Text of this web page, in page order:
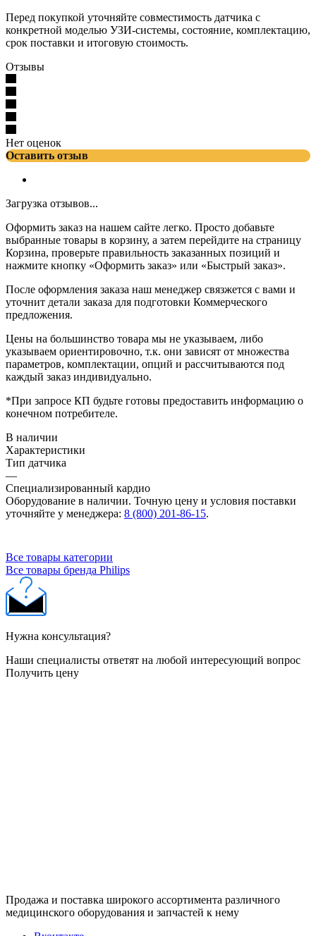
Перед покупкой уточняйте совместимость датчика с
конкретной моделью УЗИ-системы, состояние, комплектацию,
срок поставки и итоговую стоимость.
Отзывы
Нет оценок
Оставить отзыв
Загрузка отзывов...
Оформить заказ на нашем сайте легко. Просто добавьте
выбранные товары в корзину, а затем перейдите на страницу
Корзина, проверьте правильность заказанных позиций и
нажмите кнопку «Оформить заказ» или «Быстрый заказ».
После оформления заказа наш менеджер связжется с вами и
уточнит детали заказа для подготовки Коммерческого
предложения.
Цены на большинство товара мы не указываем, либо
указываем ориентировочно, т.к. они зависят от множества
параметров, комплектации, опций и рассчитываются под
каждый заказ индивидуально.
*При запросе КП будьте готовы предоставить информацию о
конечном потребителе.
В наличии
Характеристики
Тип датчика
—
Специализированный кардио
Оборудование в наличии. Точную цену и условия поставки
уточняйте у менеджера: 8 (800) 201-86-15.
Все товары категории
Все товары бренда Philips
Нужна консультация?
Наши специалисты ответят на любой интересующий вопрос
Получить цену
Продажа и поставка широкого ассортимента различного
медицинского оборудования и запчастей к нему